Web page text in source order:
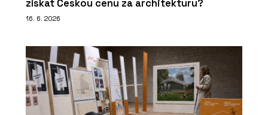
získat Českou cenu za architekturu?
16. 6. 2026